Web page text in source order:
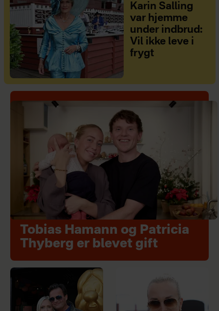
Karin Salling
var hjemme
under indbrud:
Vil ikke leve i
frygt
Tobias Hamann og Patricia
Thyberg er blevet gift